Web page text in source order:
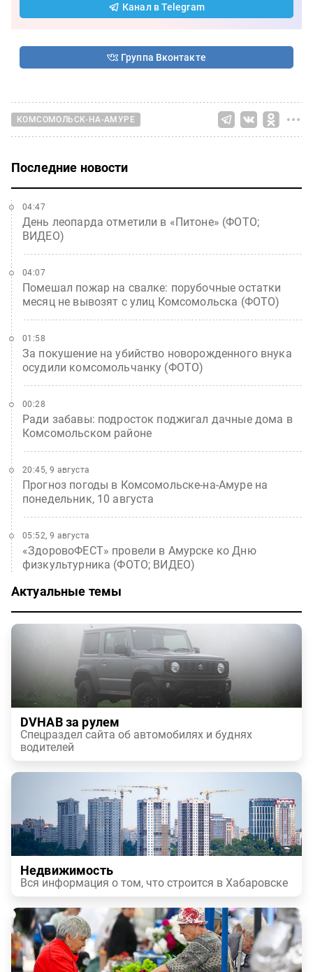
Канал в Telegram
Группа Вконтакте
КОМСОМОЛЬСК-НА-АМУРЕ
Последние новости
День леопарда отметили в «Питоне» (ФОТО;
ВИДЕО)
04:47
Помешал пожар на свалке: порубочные остатки
месяц не вывозят с улиц Комсомольска (ФОТО)
04:07
За покушение на убийство новорожденного внука
осудили комсомольчанку (ФОТО)
01:58
Ради забавы: подросток поджигал дачные дома в
Комсомольском районе
00:28
Прогноз погоды в Комсомольске-на-Амуре на
понедельник, 10 августа
20:45, 9 августа
«ЗдоровоФЕСТ» провели в Амурске ко Дню
физкультурника (ФОТО; ВИДЕО)
05:52, 9 августа
Актуальные темы
DVHAB за рулем
Спецраздел сайта об автомобилях и буднях
водителей
Недвижимость
Вся информация о том, что строится в Хабаровске